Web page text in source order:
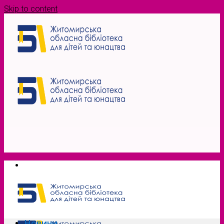
Skip to content